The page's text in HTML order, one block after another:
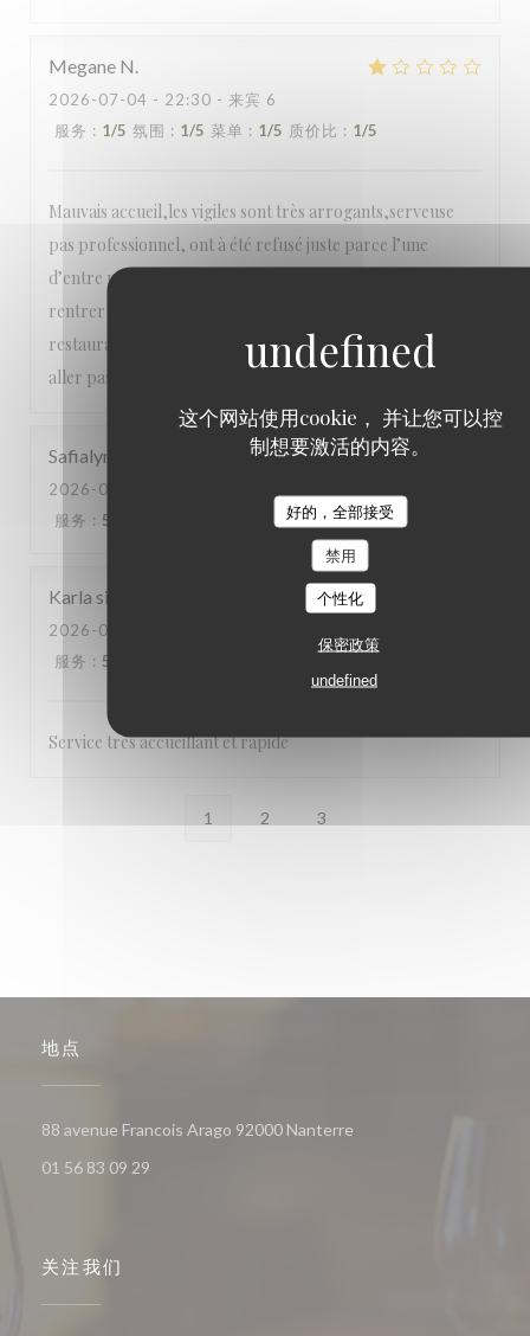
这个网站使用cookie， 并让您可以控
制想要激活的内容。
好的，全部接受
禁用
个性化
保密政策
undefined
Megane N
2026-07-04 - 22:30 - 来宾 6
服务 : 1/5 氛围 : 1/5 菜单 : 1/5 质价比 : 1/5
Mauvais accueil,les vigiles sont très arrogants,serveuse
pas professionnel, ont à été refusé juste parce l’une
d’entre nous avait des sandales ,pendant qu’il faisait
rentrer des filles en sandales .je pense que c’est un
restaurant qui a un bon accueil que en vers les arabes n’y
aller pas très déçu !!!!
Safialyne
2026-07-03
服务 : 5 /5 质价比: 5/5
Karla sifa
2026-07-04
服务 : 5
Service très accueillant et rapide
1 2 3
地点
88 avenue Francois Arago 92000 Nanterre
01 56 83 09 29
关注我们